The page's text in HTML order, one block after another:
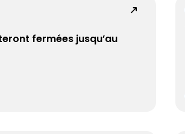
fermées jusqu’au